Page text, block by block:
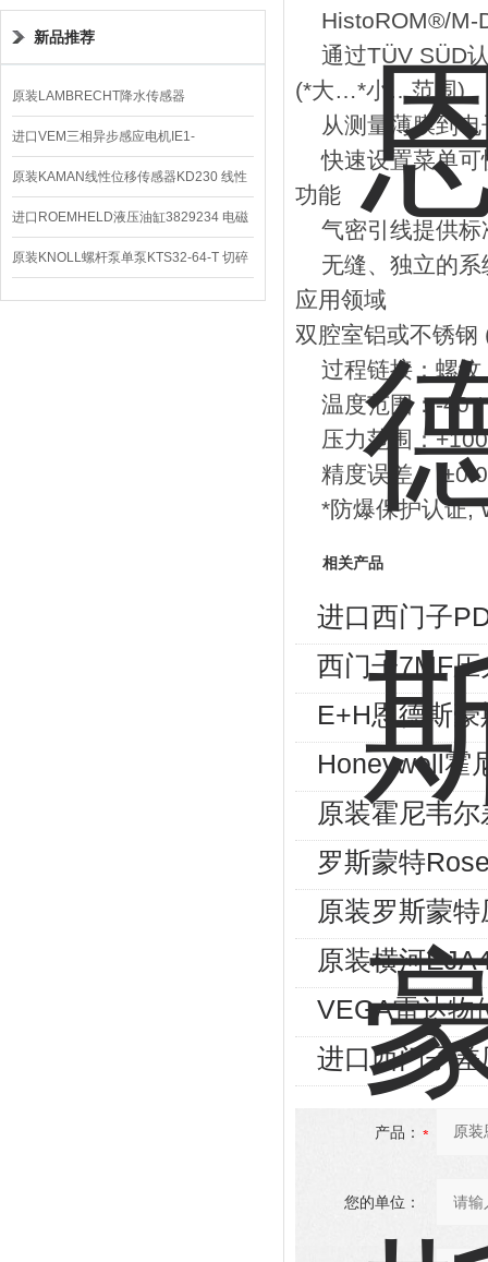
新品推荐
原装LAMBRECHT降水传感器
00.14575.20气象仪
进口VEM三相异步感应电机IE1-
K21R80G4马达
原装KAMAN线性位移传感器KD230 线性
编码器
进口ROEMHELD液压油缸3829234 电磁
阀定位器
原装KNOLL螺杆泵单泵KTS32-64-T 切碎
排屑机
HistoROM®/M-
通过TÜV SÜD
(*大…*小…范围)
从测量薄膜到电
快速设置菜单可
功能
气密引线提供标
无缝、独立的系
应用领域
双腔室铝或不锈钢
过程链接：螺纹
温度范围：-40 *
压力范围：
精度误差：
*防爆保护认证,
相关产品
进口西门子
西门子7MF
E+H恩德斯
Honeywell霍
原装霍尼韦
罗斯蒙特
原装罗斯蒙
原装横河
VEGA雷达物
进口西门子
产品：
您的单位：